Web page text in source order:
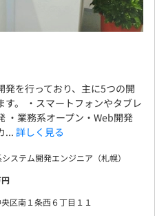
を行っており、主に5つの開
。 ・スマートフォンやタブレ
・業務系オープン・Web開発
... 詳しく見る
ステム開発エンジニア（札幌）
区南１条西６丁目１１